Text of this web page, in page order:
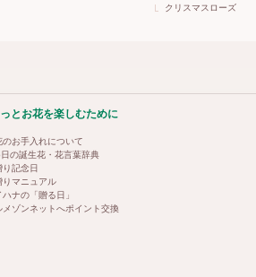
クリスマスローズ
とお花を楽しむために
のお手入れについて
の誕生花・花言葉辞典
り記念日
りマニュアル
ハナの「贈る日」
メゾンネットへポイント交換